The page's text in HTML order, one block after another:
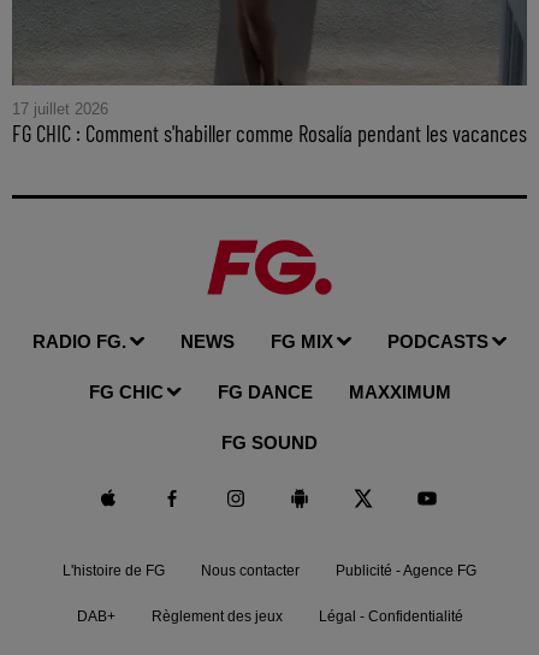
17 juillet 2026
FG CHIC : Comment s'habiller comme Rosalía pendant les vacances
RADIO FG. NEWS FG MIX PODCASTS
FG CHIC FG DANCE MAXXIMUM
FG SOUND
L'histoire de FG Nous contacter Publicité - Agence FG
DAB+ Règlement des jeux Légal - Confidentialité